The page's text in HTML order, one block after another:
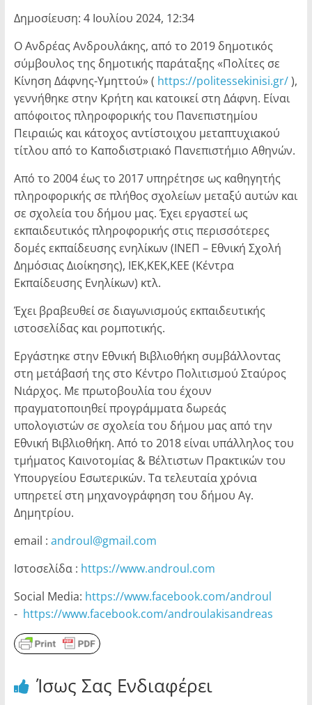
Δημοσίευση: 4 Ιουλίου 2024, 12:34
Ο Ανδρέας Ανδρουλάκης, από το 2019 δημοτικός
σύμβουλος της δημοτικής παράταξης «Πολίτες σε
Κίνηση Δάφνης-Υμηττού» ( https://politessekinisi.gr/),
γεννήθηκε στην Κρήτη και κατοικεί στη Δάφνη. Είναι
απόφοιτος πληροφορικής του Πανεπιστημίου
Πειραιώς και κάτοχος αντίστοιχου μεταπτυχιακού
τίτλου από το Καποδιστριακό Πανεπιστήμιο Αθηνών.
Από το 2004 έως το 2017 υπηρέτησε ως καθηγητής
πληροφορικής σε πλήθος σχολείων μεταξύ αυτών και
σε σχολεία του δήμου μας. Έχει εργαστεί ως
εκπαιδευτικός πληροφορικής στις περισσότερες
δομές εκπαίδευσης ενηλίκων (ΙΝΕΠ – Εθνική Σχολή
Δημόσιας Διοίκησης), ΙΕΚ,ΚΕΚ,ΚΕΕ (Κέντρα
Εκπαίδευσης Ενηλίκων) κτλ.
Έχει βραβευθεί σε διαγωνισμούς εκπαιδευτικής
ιστοσελίδας και ρομποτικής.
Εργάστηκε στην Εθνική Βιβλιοθήκη συμβάλλοντας
στη μετάβασή της στο Κέντρο Πολιτισμού Σταύρος
Νιάρχος. Με πρωτοβουλία του έχουν
πραγματοποιηθεί προγράμματα δωρεάς
υπολογιστών σε σχολεία του δήμου μας από την
Εθνική Βιβλιοθήκη. Από το 2018 είναι υπάλληλος του
τμήματος Καινοτομίας & Βέλτιστων Πρακτικών του
Υπουργείου Εσωτερικών. Τα τελευταία χρόνια
υπηρετεί στη μηχανογράφηση του δήμου Αγ.
Δημητρίου.
email : androul@gmail.com
Ιστοσελίδα : https://www.androul.com
Social Media: https://www.facebook.com/androul
- https://www.facebook.com/androulakisandreas
Ίσως Σας Ενδιαφέρει